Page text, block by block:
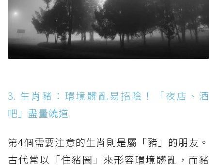
3. 生肖豬：環境髒亂易招陰！「夜店、酒
吧」盡量繞道
第4個需要注意的生肖則是屬「豬」的朋友。
古代常以「住豬圈」來形容環境髒亂，而豬